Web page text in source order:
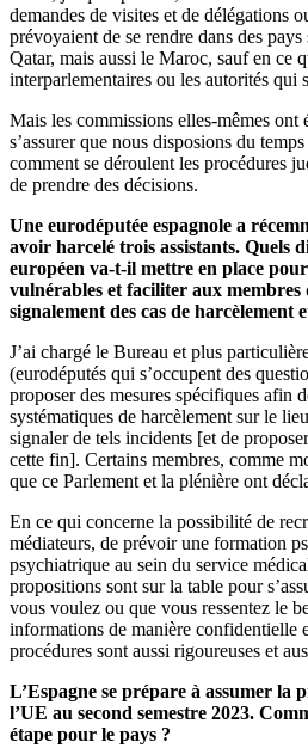
demandes de visites et de délégations
prévoyaient de se rendre dans des
Qatar, mais aussi le Maroc, sauf en ce
interparlementaires ou les autorités qui
Mais les commissions elles-mêmes
s’assurer que nous disposions du
comment se déroulent les procédures
de prendre des décisions.
Une eurodéputée espagnole a
avoir harcelé trois assistants. Quels
européen va-t-il mettre en place
vulnérables et faciliter aux membres
signalement des cas de harcèlement
J’ai chargé le Bureau et plus
(eurodéputés qui s’occupent des
proposer des mesures spécifiques afin
systématiques de harcèlement sur le
signaler de tels incidents [et de
cette fin]. Certains membres, comme
que ce Parlement et la plénière ont
En ce qui concerne la possibilité de
médiateurs, de prévoir une formation
psychiatrique au sein du service
propositions sont sur la table pour
vous voulez ou que vous ressentez le
informations de manière confidentielle
procédures sont aussi rigoureuses et
L’Espagne se prépare à assumer la
l’UE au second semestre 2023.
étape pour le pays ?